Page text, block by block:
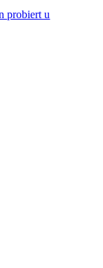
probiert u